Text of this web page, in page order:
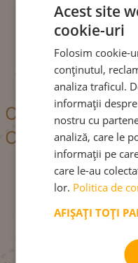
Învățare prin
Acest site
cookie-uri
Folosim cookie-
conținutul,
analiza traficul.
informații
nostru cu
analiză, care le
informații pe
care le-au
lor. Politica de
AFIȘAȚI TOȚI